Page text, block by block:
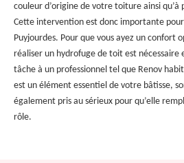
couleur d’origine de votre toiture ainsi
Cette intervention est donc importante
Puyjourdes. Pour que vous ayez un confort
réaliser un hydrofuge de toit est nécessaire
tâche à un professionnel tel que Renov
est un élément essentiel de votre bâtisse,
également pris au sérieux pour qu’elle
rôle.